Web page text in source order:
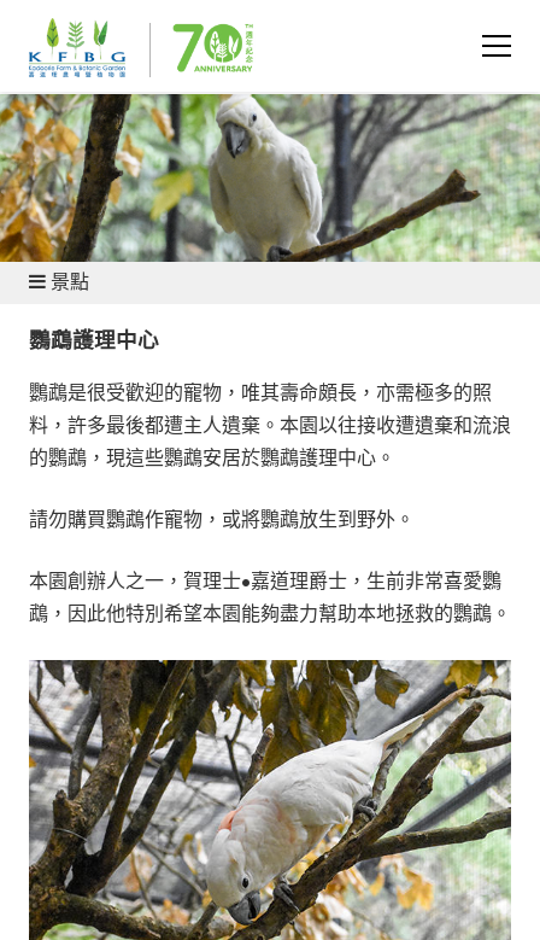
遊覽本園
景點
鸚鵡護理中心
鸚鵡是很受歡迎的寵物，唯其壽命頗長，亦需極多的照
料，許多最後都遭主人遺棄。本園以往接收遭遺棄和流浪
的鸚鵡，現這些鸚鵡安居於鸚鵡護理中心。
請勿購買鸚鵡作寵物，或將鸚鵡放生到野外。
本園創辦人之一，賀理士•嘉道理爵士，生前非常喜愛鸚
鵡，因此他特別希望本園能夠盡力幫助本地拯救的鸚鵡。